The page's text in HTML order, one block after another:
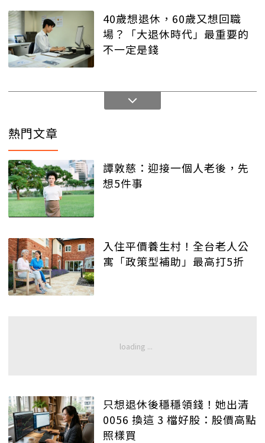
40歲想退休，60歲又想回職
場？「大退休時代」最重要的
不一定是錢
熱門文章
譚敦慈：迎接一個人老後，先
想5件事
入住平價養生村！全台老人公
寓「政策型補助」最高打5折
只想退休後穩穩領錢！她出清
0056 換這 3 檔好股：股價高點
照樣買